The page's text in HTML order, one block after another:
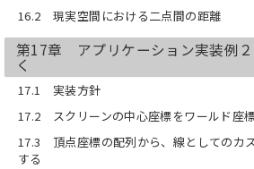
16.2 現実空間における二点間の距離
第17章 アプリケーション実装例
く
17.1 実装方針
17.2 スクリーンの中心座標をワールド座
17.3 頂点座標の配列から、線としてのカ
する